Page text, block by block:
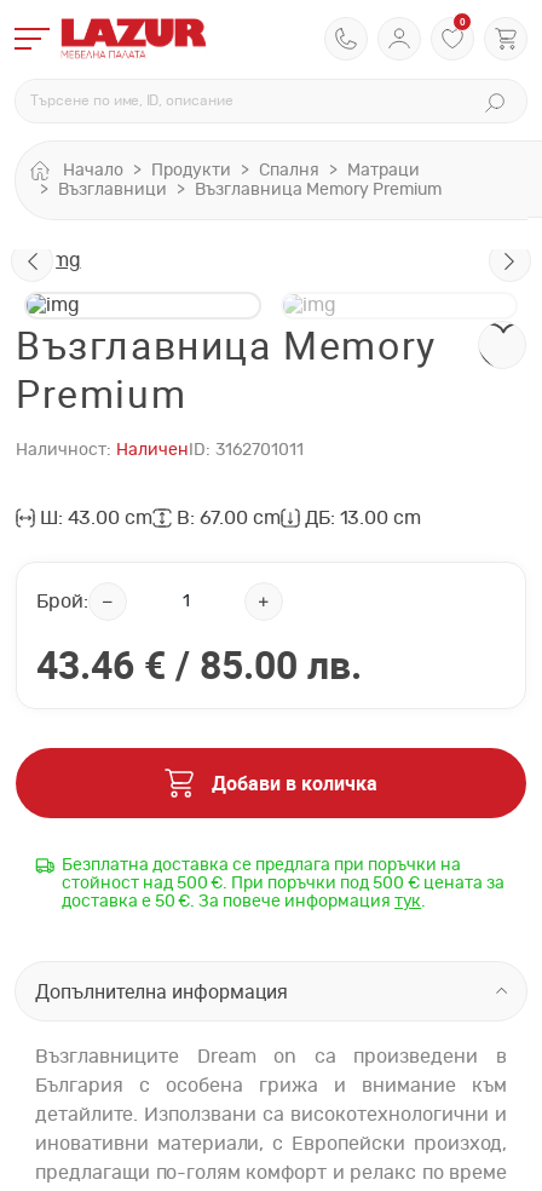
0
Начало Продукти Спалня
Матраци
Възглавници
Възглавница Memory Premium
Възглавница Memory
Premium
Наличност: Наличен ID: 3162701011
Ш: 43.00 cm В: 67.00 cm ДБ: 13.00 cm
Брой:
43.46 € / 85.00 лв.
Добави в количка
Безплатна доставка се предлага при поръчки на
стойност над 500 €. При поръчки под 500 € цената за
доставка е 50 €. За повече информация тук.
Допълнителна информация
Възглавниците Dream on са произведени в
България с особена грижа и внимание към
детайлите. Използвани са високотехнологични и
иновативни материали, с Европейски произход,
предлагащи по-голям комфорт и релакс по време